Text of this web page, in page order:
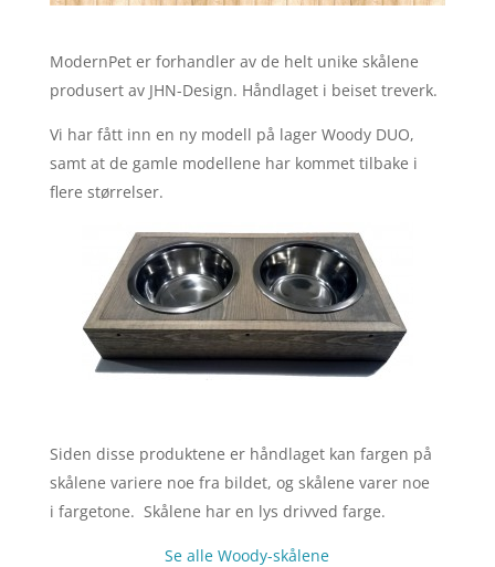
ModernPet er forhandler av de helt unike skålene
produsert av JHN-Design. Håndlaget i beiset treverk.
Vi har fått inn en ny modell på lager Woody DUO,
samt at de gamle modellene har kommet tilbake i
flere størrelser.
Siden disse produktene er håndlaget kan fargen på
skålene variere noe fra bildet, og skålene varer noe
i fargetone. Skålene har en lys drivved farge.
Se alle Woody-skålene